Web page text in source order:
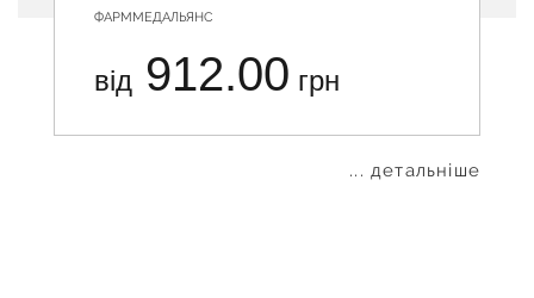
ФАРММЕДАЛЬЯНС
від 912.00 грн
... детальніше